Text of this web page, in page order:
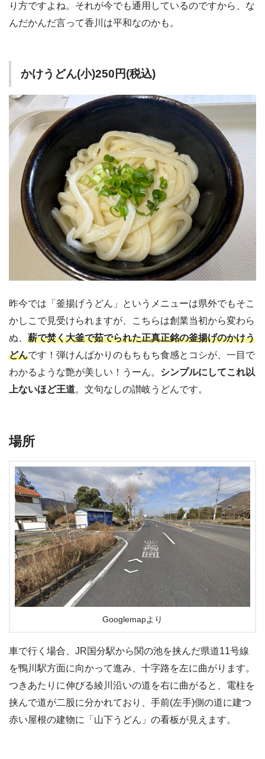
り方ですよね。それが今でも通用しているのですから、な
んだかんだ言って香川は平和なのかも。
かけうどん(小)250円(税込)
昨今では「釜揚げうどん」というメニューは県外でもそこ
かしこで見受けられますが、こちらは創業当初から変わら
ぬ、 薪で焚く大釜で茹でられた正真正銘の釜揚げのかけう
どんです！弾けんばかりのもちもち食感とコシが、一目で
わかるような艶が美しい！うーん。 シンプルにしてこれ以
上ないほど王道。文句なしの讃岐うどんです。
場所
Googlemapより
車で行く場合、JR国分駅から関の池を挟んだ県道11号線
を鴨川駅方面に向かって進み、十字路を左に曲がります。
つきあたりに伸びる綾川沿いの道を右に曲がると、電柱を
挟んで道が二股に分かれており、手前(左手)側の道に建つ
赤い屋根の建物に「山下うどん」の看板が見えます。